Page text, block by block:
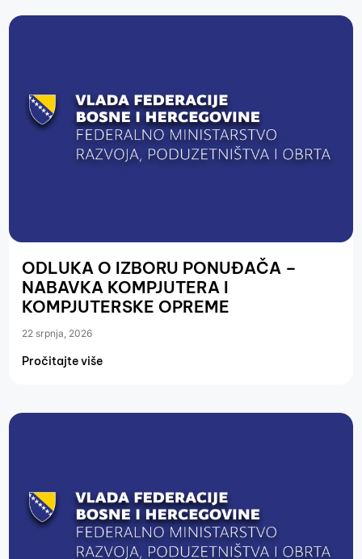
ODLUKA O IZBORU PONUĐAČA –
NABAVKA KOMPJUTERA I
KOMPJUTERSKE OPREME
22 srpnja, 2026
Pročitajte više